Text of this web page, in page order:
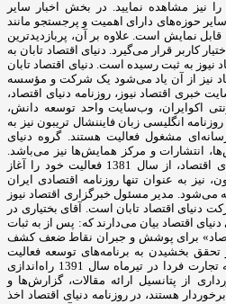
نیز مشاهده نمایید. در بخش اخبار سایر
سایر حوزه‌های دارای اهمیت و پرجستجو مانند
نمایش است. علاوه بر آن، پربازدیدترین
کاربر قرار می‌گیرد. دنیای اقتصاد تابان به
نیوز به ثبت رسیده است. دنیای اقتصاد تابان
نیز از آن یاد می‌شود یک شرکت و مؤسسه
خبری اقتصاد نیوز، روزنامه دنیای اقتصاد،
اکوایران، وب‌سایت واحد توسعه دانش،
انگلیسی ‌زبان فایننشال تریبون نیز به
مشغول فعالیت هستند. گروه دنیای
انتشارات و مرکز همایش‌ها نیز می‌باشد.
اولین زیرمجموعه این هلدینگ، دنیای اقتصاد، از سال 1381 فعالیت خود را آغاز
نیز به عنوان تنها روزنامه اقتصادی ایران
می‌شود. مدیر مسئول خبرگزاری اقتصاد نیوز
دنیای اقتصاد تابان است. آقای بختیاری در
اقتصاد بیان می‌دارند که: پس از به ثبات
برای پوشش و جبران نقاط ضعف کشف
بخشیدن به برنامه‌های توسعه فعالیت
خود، تصمیم گرفته شد تا هفته نامه تجارت فردا در تیرماه سال 1391 راه‌اندازی
از پتانسیل ارائه مقالات، گزارش‌ها و
هستند، در روزنامه دنیای اقتصاد اخذ